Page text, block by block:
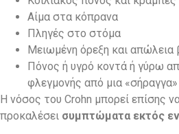
Αίμα στα κόπρανα
Πληγές στο στόμα
Μειωμένη όρεξη και απώλεια
Πόνος ή υγρό κοντά ή γύρω
φλεγμονής από μια
Η νόσος του Crohn μπορεί επίσης
προκαλέσει συμπτώματα εκτός